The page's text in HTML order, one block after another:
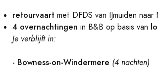
retourvaart met DFDS van IJmuiden
4 overnachtingen in B&B op basis van
Je verblijft in:
- Bowness-on-Windermere (4 nachten)